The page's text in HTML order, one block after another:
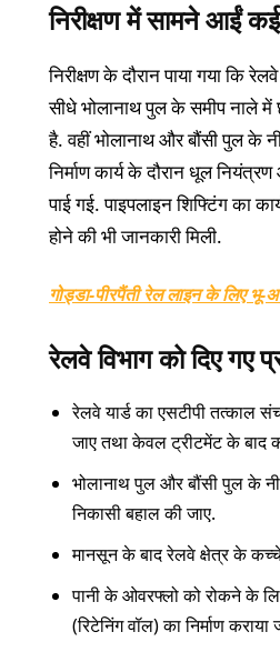
निरीक्षण में सामने आईं
निरीक्षण के दौरान पाया गया कि
सीधे भोलानाथ पुल के समीप नाले में
है. वहीं भोलानाथ और बौंसी पुल के
निर्माण कार्य के दौरान धूल
पाई गई. पाइपलाइन शिफ्टिंग का
होने की भी जानकारी मिली.
गोड्डा-पीरपैंती रेल लाइन के लिए
रेलवे विभाग को दिए गए
रेलवे यार्ड का एसटीपी तत्काल
जाए तथा केवल ट्रीटमेंट के बाद
भोलानाथ पुल और बौंसी पुल के
निकासी बहाल की जाए.
मानसून के बाद रेलवे क्षेत्र के
पानी के ओवरफ्लो को रोकने के
(रिटेनिंग वॉल) का निर्माण कराया